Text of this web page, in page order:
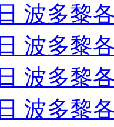
波多黎
波多黎
波多黎
波多黎